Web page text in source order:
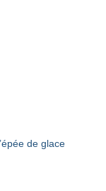
de glace